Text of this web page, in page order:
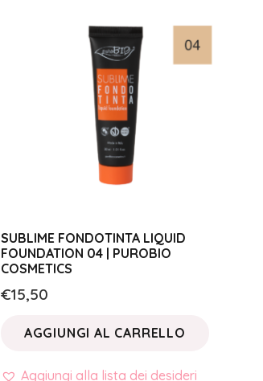
SUBLIME FONDOTINTA LIQUID
FOUNDATION 04 | PUROBIO
COSMETICS
€15,50
AGGIUNGI AL CARRELLO
Aggiungi alla lista dei desideri